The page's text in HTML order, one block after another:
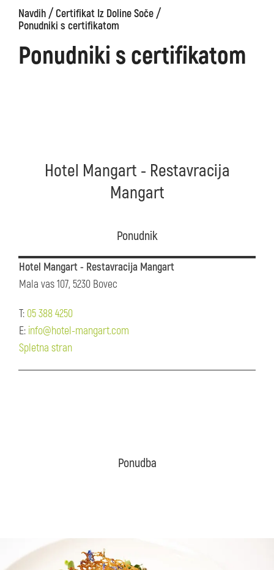
Navdih/Certifikat Iz Doline Soče/
Ponudniki s certifikatom
Ponudniki s certifikatom
Hotel Mangart - Restavracija
Mangart
Ponudnik
Hotel Mangart - Restavracija Mangart
Mala vas 107, 5230 Bovec
T: 05 388 4250
E: info@hotel-mangart.com
Spletna stran
Ponudba